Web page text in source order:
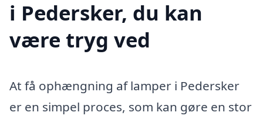
i Pedersker, du kan
være tryg ved
At få ophængning af lamper i Pedersker
er en simpel proces, som kan gøre en stor